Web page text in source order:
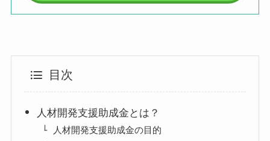
目次
人材開発支援助成金とは？
人材開発支援助成金の目的